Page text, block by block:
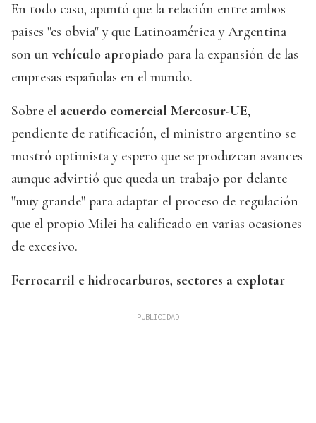
En todo caso, apuntó que la relación entre ambos
paises "es obvia" y que Latinoamérica y Argentina
son un vehículo apropiado para la expansión de las
empresas españolas en el mundo.
Sobre el acuerdo comercial Mercosur-UE,
pendiente de ratificación, el ministro argentino se
mostró optimista y espero que se produzcan avances
aunque advirtió que queda un trabajo por delante
"muy grande" para adaptar el proceso de regulación
que el propio Milei ha calificado en varias ocasiones
de excesivo.
Ferrocarril e hidrocarburos, sectores a explotar